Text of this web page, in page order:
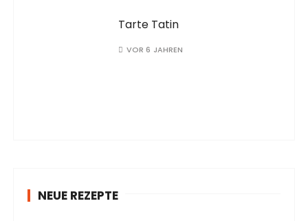
Tarte Tatin
VOR 6 JAHREN
NEUE REZEPTE